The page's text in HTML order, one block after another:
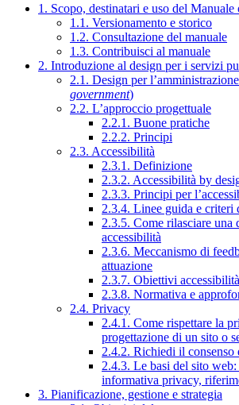
1. Scopo, destinatari e uso del
1.1. Versionamento e storico
1.2. Consultazione del manuale
1.3. Contribuisci al manuale
2. Introduzione al design per i servizi
2.1. Design per
government)
2.2. L’approccio progettuale
2.2.1. Buone pratiche
2.2.2. Principi
2.3. Accessibilità
2.3.1. Definizione
2.3.2. Accessibilità by
2.3.3. Principi per
2.3.4. Linee guida e criteri
2.3.5. Come rilasciare una
accessibilità
2.3.6. Meccanismo di
attuazione
2.3.7. Obiettivi accessibilità
2.3.8. Normativa e
2.4. Privacy
2.4.1. Come rispettare la
progettazione di un sito o
2.4.2. Richiedi il consenso
2.4.3. Le basi del sito web:
informativa privacy,
3. Pianificazione, gestione e strategia